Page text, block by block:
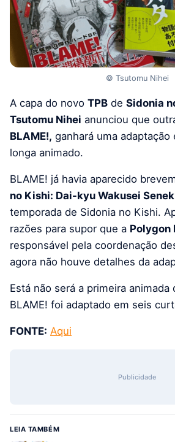
© Tsutomu Nihei
A capa do novo TPB de Sidonia
Tsutomu Nihei anunciou que
BLAME!, ganhará uma
longa animado.
BLAME! já havia aparecido
no Kishi: Dai-kyu Wakusei
temporada de Sidonia no Kishi.
razões para supor que a Polygon
responsável pela coordenação
agora não houve detalhes da
Está não será a primeira animada
BLAME! foi adaptado em seis
FONTE: Aqui
Publicidade
LEIA TAMBÉM